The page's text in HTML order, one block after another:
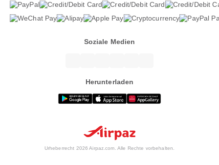
Soziale Medien
Herunterladen
Urheberrecht 2026 Airpaz.com. Alle Rechte vorbehalten.